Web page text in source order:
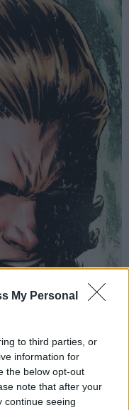
My Personal
to third parties, or
information for
the below opt-out
note that after your
continue seeing